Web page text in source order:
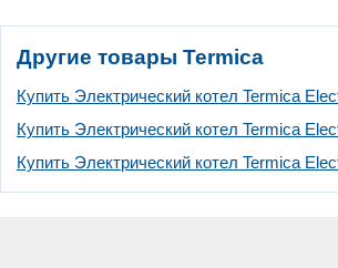
Другие товары Termica
Купить Электрический котел Termica
Купить Электрический котел Termica
Купить Электрический котел Termica